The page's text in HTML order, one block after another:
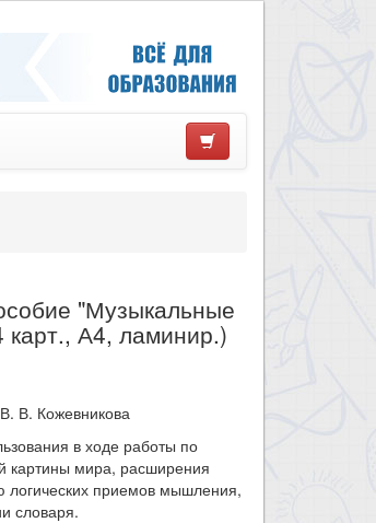
"Музыкальные
карт., А4, ламинир.)
В. Кожевникова
в ходе работы по
картины мира, расширения
логических приемов мышления,
словаря.